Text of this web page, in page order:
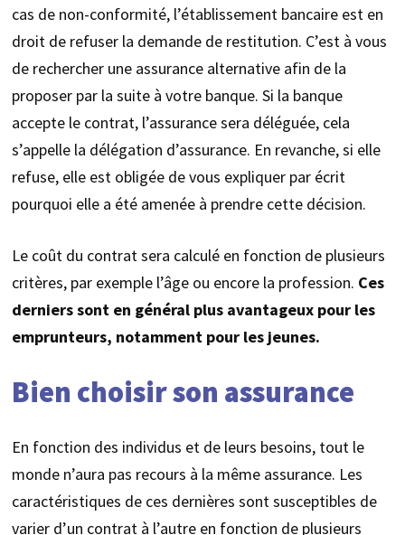
cas de non-conformité, l’établissement bancaire est en
droit de refuser la demande de restitution. C’est à vous
de rechercher une assurance alternative afin de la
proposer par la suite à votre banque. Si la banque
accepte le contrat, l’assurance sera déléguée, cela
s’appelle la délégation d’assurance. En revanche, si elle
refuse, elle est obligée de vous expliquer par écrit
pourquoi elle a été amenée à prendre cette décision.
Le coût du contrat sera calculé en fonction de plusieurs
critères, par exemple l’âge ou encore la profession. Ces
derniers sont en général plus avantageux pour les
emprunteurs, notamment pour les jeunes.
Bien choisir son assurance
En fonction des individus et de leurs besoins, tout le
monde n’aura pas recours à la même assurance. Les
caractéristiques de ces dernières sont susceptibles de
varier d’un contrat à l’autre en fonction de plusieurs